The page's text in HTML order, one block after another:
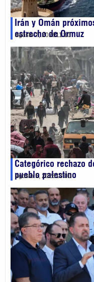
Irán y Omán
estrecho de Ormuz
agosto 7, 202611:10
Categórico rechazo
pueblo palestino
agosto 5, 202613:00